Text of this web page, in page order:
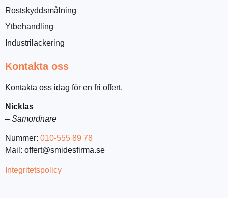
Rostskyddsmålning
Ytbehandling
Industrilackering
Kontakta oss
Kontakta oss idag för en fri offert.
Nicklas
– Samordnare
Nummer: 010-555 89 78
Mail: offert@smidesfirma.se
Integritetspolicy